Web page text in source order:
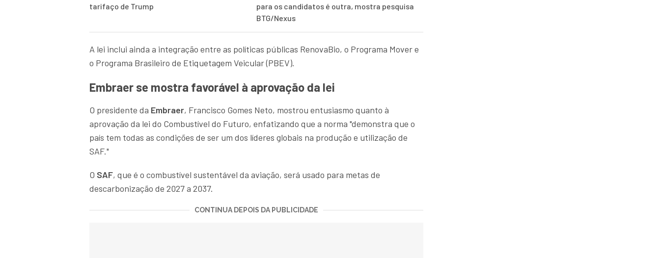
tarifaço de Trump
para os candidatos é outra, mostra pesquisa
BTG/Nexus
A lei inclui ainda a integração entre as políticas públicas RenovaBio, o Programa Mover e
o Programa Brasileiro de Etiquetagem Veicular (PBEV).
Embraer se mostra favorável à aprovação da lei
O presidente da Embraer, Francisco Gomes Neto, mostrou entusiasmo quanto à
aprovação da lei do Combustível do Futuro, enfatizando que a norma "demonstra que o
país tem todas as condições de ser um dos líderes globais na produção e utilização de
SAF."
O SAF, que é o combustível sustentável da aviação, será usado para metas de
descarbonização de 2027 a 2037.
CONTINUA DEPOIS DA PUBLICIDADE